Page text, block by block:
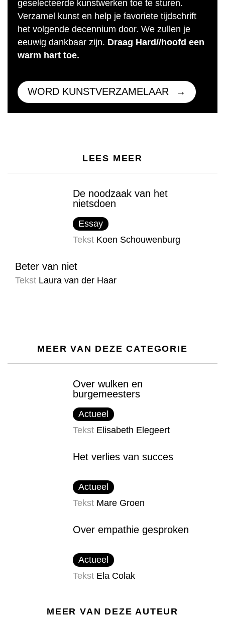
geselecteerde kunstwerken toe te sturen.
Verzamel kunst en help je favoriete tijdschrift
het volgende decennium door. We zullen je
eeuwig dankbaar zijn. Draag Hard//hoofd een
warm hart toe.
WORD KUNSTVERZAMELAAR
LEES MEER
De noodzaak van het
nietsdoen
Essay
Tekst Koen Schouwenburg
Beter van niet
Tekst Laura van der Haar
MEER VAN DEZE CATEGORIE
Over wulken en
burgemeesters
Actueel
Tekst Elisabeth Elegeert
Het verlies van succes
Actueel
Tekst Mare Groen
Over empathie gesproken
Actueel
Tekst Ela Colak
MEER VAN DEZE AUTEUR